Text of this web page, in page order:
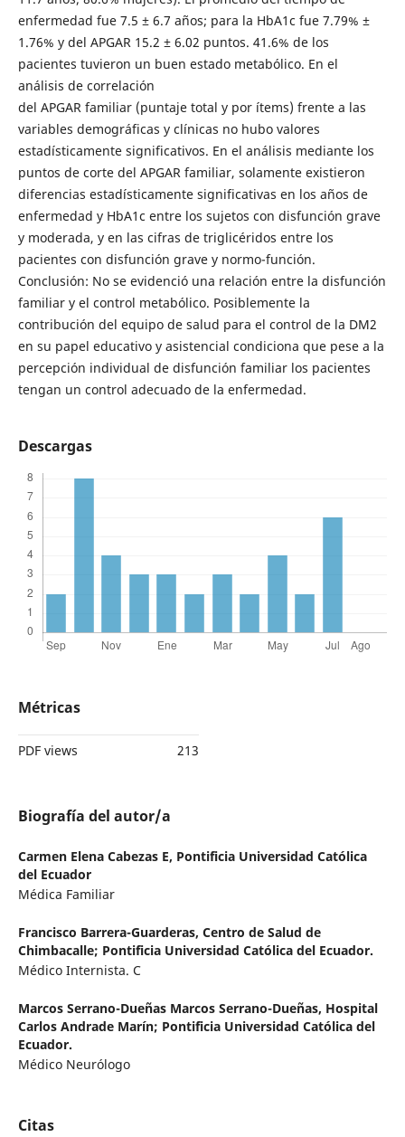
enfermedad fue 7.5 ± 6.7 años; para la HbA1c fue 7.79% ±
1.76% y del APGAR 15.2 ± 6.02 puntos. 41.6% de los
pacientes tuvieron un buen estado metabólico. En el
análisis de correlación
del APGAR familiar (puntaje total y por ítems) frente a las
variables demográficas y clínicas no hubo valores
estadísticamente significativos. En el análisis mediante los
puntos de corte del APGAR familiar, solamente existieron
diferencias estadísticamente significativas en los años de
enfermedad y HbA1c entre los sujetos con disfunción grave
y moderada, y en las cifras de triglicéridos entre los
pacientes con disfunción grave y normo-función.
Conclusión: No se evidenció una relación entre la disfunción
familiar y el control metabólico. Posiblemente la
contribución del equipo de salud para el control de la DM2
en su papel educativo y asistencial condiciona que pese a la
percepción individual de disfunción familiar los pacientes
tengan un control adecuado de la enfermedad.
Descargas
Métricas
PDF views 213
Biografía del autor/a
Carmen Elena Cabezas E, Pontificia Universidad Católica
del Ecuador
Médica Familiar
Francisco Barrera-Guarderas, Centro de Salud de
Chimbacalle; Pontificia Universidad Católica del Ecuador.
Médico Internista. C
Marcos Serrano-Dueñas Marcos Serrano-Dueñas, Hospital
Carlos Andrade Marín; Pontificia Universidad Católica del
Ecuador.
Médico Neurólogo
Citas